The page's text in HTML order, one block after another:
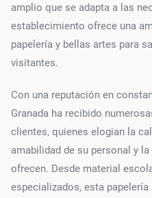
amplio que se adapta a las
establecimiento ofrece una
papelería y bellas artes para
visitantes.
Con una reputación en
Granada ha recibido
clientes, quienes elogian la
amabilidad de su personal y
ofrecen. Desde material
especializados, esta